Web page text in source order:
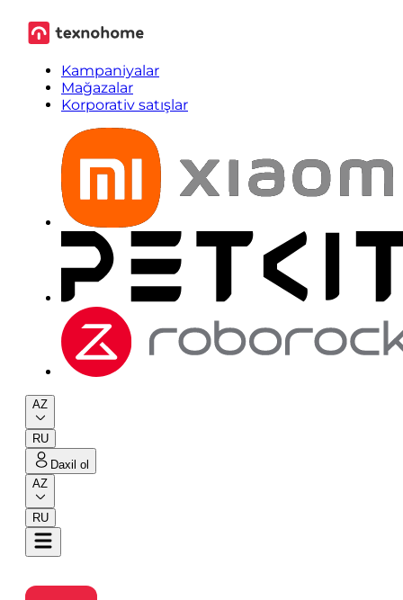
Kampaniyalar
Mağazalar
Korporativ satışlar
AZ
RU
Daxil ol
AZ
RU